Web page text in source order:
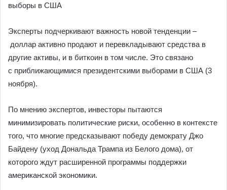
выборы в США
Эксперты подчеркивают важность новой тенденции –
доллар активно продают и перевкладывают средства в
другие активы, и в биткоин в том числе. Это связано
с приближающимися президентскими выборами в США (3
ноября).
По мнению экспертов, инвесторы пытаются
минимизировать политические риски, особенно в контексте
того, что многие предсказывают победу демократу Джо
Байдену (уход Дональда Трампа из Белого дома), от
которого ждут расширенной программы поддержки
американской экономики.